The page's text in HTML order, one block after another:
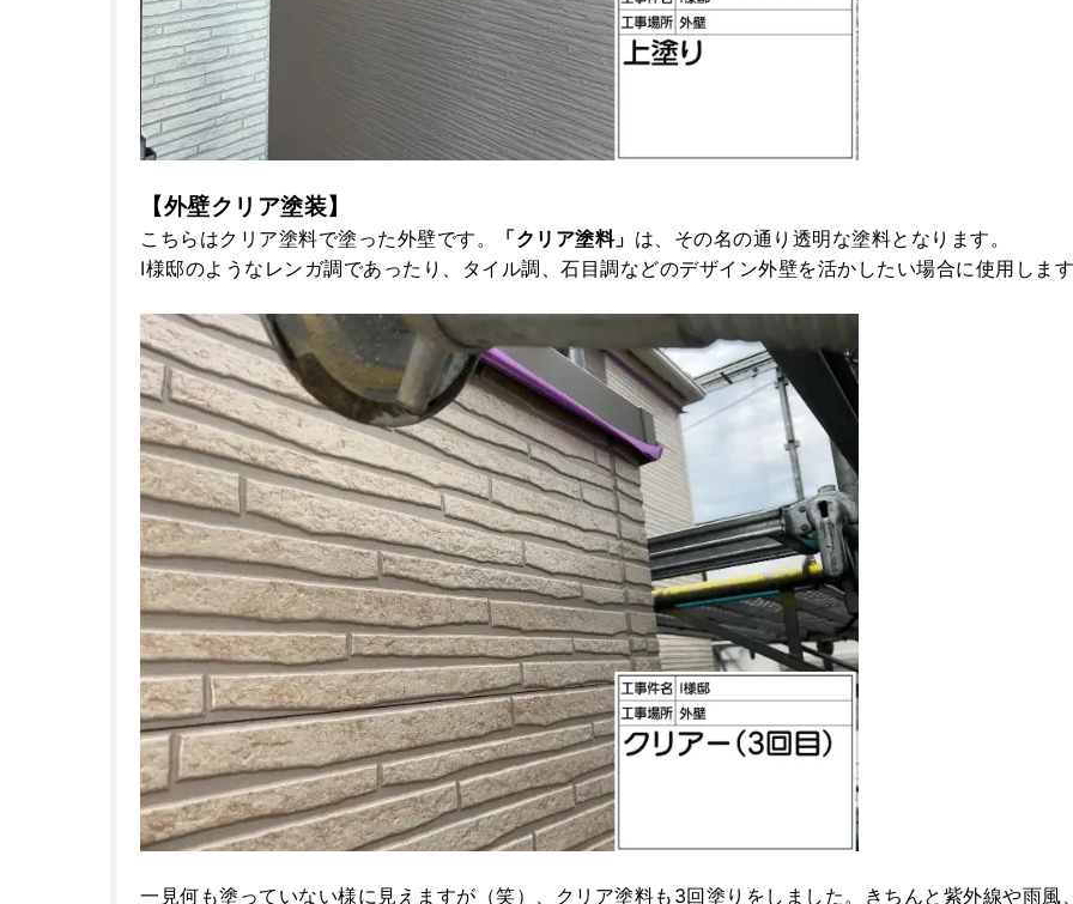
【外壁クリア塗装】
こちらはクリア塗料で塗った外壁です。 「クリア塗料」 は、その名の通り透明な塗料となります。
I様邸のようなレンガ調であったり、タイル調、石目調などのデザイン外壁を活かしたい場合に使用しま
一見何も塗っていない様に見えますが（笑）、クリア塗料も3回塗りをしました。きちんと紫外線や雨風